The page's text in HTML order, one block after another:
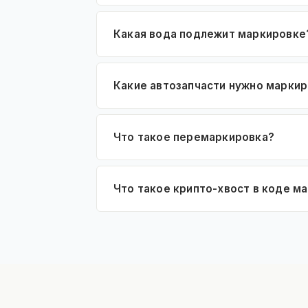
Какая вода подлежит
Какие автозапчасти нужно
Что такое перемаркировка?
Что такое крипто-хвост в коде